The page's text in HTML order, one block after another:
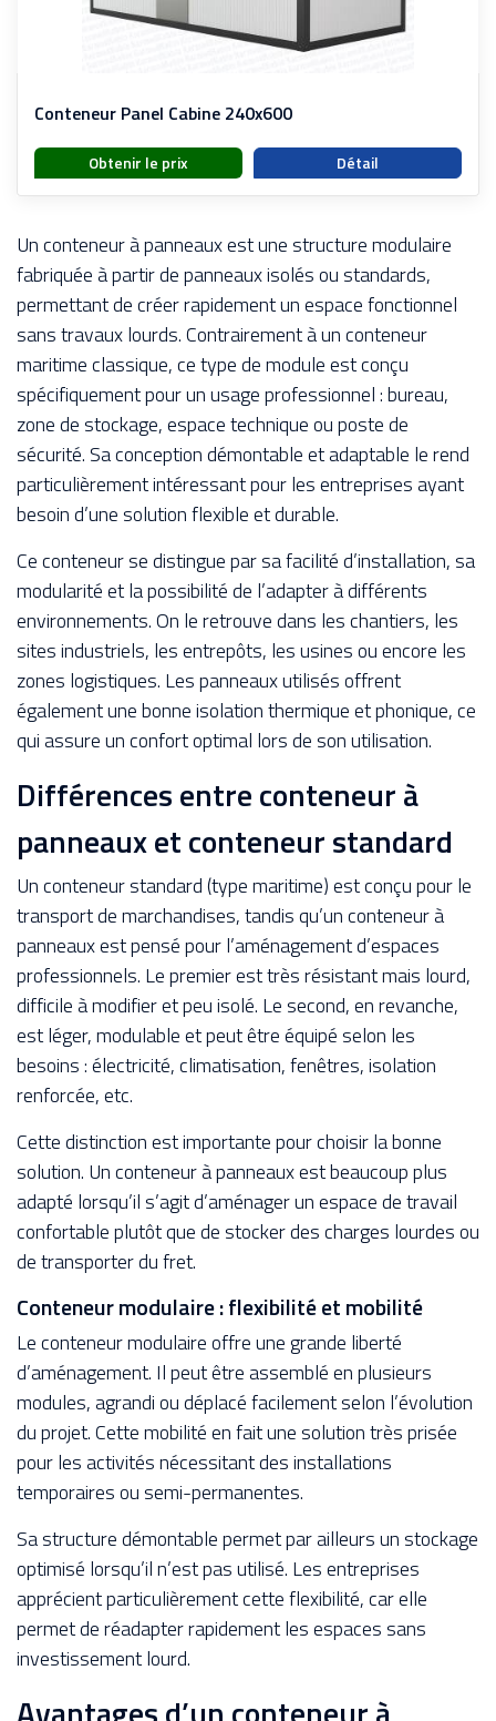
Conteneur Panel Cabine 240x600
Obtenir le prix Détail
Un conteneur à panneaux est une structure modulaire
fabriquée à partir de panneaux isolés ou standards,
permettant de créer rapidement un espace fonctionnel
sans travaux lourds. Contrairement à un conteneur
maritime classique, ce type de module est conçu
spécifiquement pour un usage professionnel : bureau,
zone de stockage, espace technique ou poste de
sécurité. Sa conception démontable et adaptable le rend
particulièrement intéressant pour les entreprises ayant
besoin d’une solution flexible et durable.
Ce conteneur se distingue par sa facilité d’installation, sa
modularité et la possibilité de l’adapter à différents
environnements. On le retrouve dans les chantiers, les
sites industriels, les entrepôts, les usines ou encore les
zones logistiques. Les panneaux utilisés offrent
également une bonne isolation thermique et phonique, ce
qui assure un confort optimal lors de son utilisation.
Différences entre conteneur à
panneaux et conteneur standard
Un conteneur standard (type maritime) est conçu pour le
transport de marchandises, tandis qu’un conteneur à
panneaux est pensé pour l’aménagement d’espaces
professionnels. Le premier est très résistant mais lourd,
difficile à modifier et peu isolé. Le second, en revanche,
est léger, modulable et peut être équipé selon les
besoins : électricité, climatisation, fenêtres, isolation
renforcée, etc.
Cette distinction est importante pour choisir la bonne
solution. Un conteneur à panneaux est beaucoup plus
adapté lorsqu’il s’agit d’aménager un espace de travail
confortable plutôt que de stocker des charges lourdes ou
de transporter du fret.
Conteneur modulaire : flexibilité et mobilité
Le conteneur modulaire offre une grande liberté
d’aménagement. Il peut être assemblé en plusieurs
modules, agrandi ou déplacé facilement selon l’évolution
du projet. Cette mobilité en fait une solution très prisée
pour les activités nécessitant des installations
temporaires ou semi-permanentes.
Sa structure démontable permet par ailleurs un stockage
optimisé lorsqu’il n’est pas utilisé. Les entreprises
apprécient particulièrement cette flexibilité, car elle
permet de réadapter rapidement les espaces sans
investissement lourd.